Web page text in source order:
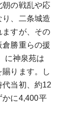
朝の戦乱や応
、二条城造
ますが、その
勝重らの援
に神泉苑は
ります。し
当初、約12
かに4,400平